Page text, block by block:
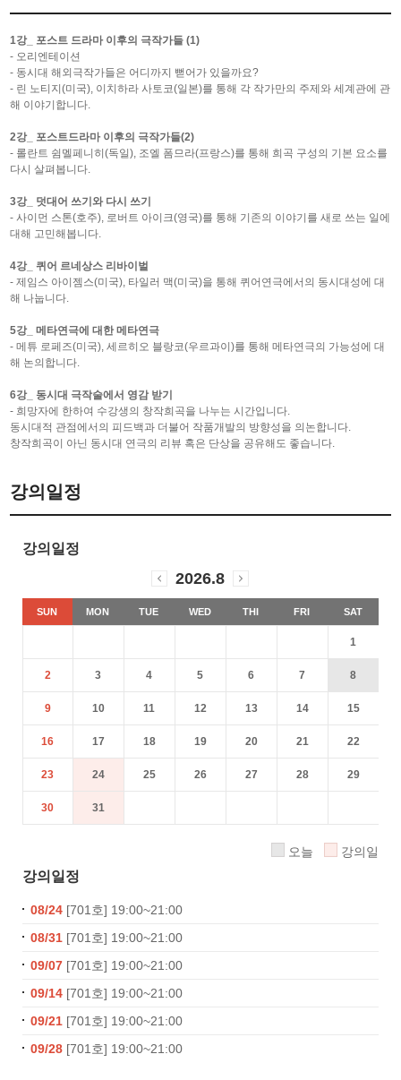
1강_ 포스트 드라마 이후의 극작가들(1)
- 오리엔테이션
- 동시대 해외극작가들은 어디까지 뻗어가 있을까요?
- 린 노티지(미국), 이치하라 사토코(일본)를 통해 각 작가만의 주제와 세계관에 관
해 이야기합니다.
2강_ 포스트드라마 이후의 극작가들(2)
- 롤란트 쉼멜페니히(독일), 조엘 폼므라(프랑스)를 통해 희곡 구성의 기본 요소를
다시 살펴봅니다.
3강_ 덧대어 쓰기와 다시 쓰기
- 사이먼 스톤(호주), 로버트 아이크(영국)를 통해 기존의 이야기를 새로 쓰는 일에
대해 고민해봅니다.
4강_퀴어 르네상스 리바이벌
-제임스 아이젬스(미국), 타일러 맥(미국)을 통해 퀴어연극에서의 동시대성에 대
해 나눕니다.
5강_메타연극에 대한 메타연극
-메튜 로페즈(미국),세르히오 블랑코(우르과이)를 통해 메타연극의 가능성에 대
해 논의합니다.
6강_ 동시대 극작술에서 영감 받기
- 희망자에 한하여 수강생의 창작희곡을 나누는 시간입니다.
동시대적 관점에서의 피드백과 더불어 작품개발의 방향성을 의논합니다.
창작희곡이 아닌 동시대 연극의 리뷰 혹은 단상을 공유해도 좋습니다.
강의일정
강의일정
2026.8
SUN MON TUE WED THI FRI SAT
1
2 3 4 5 6 7 8
9 10 11 12 13 14 15
16 17 18 19 20 21 22
23 24 25 26 27 28 29
30 31
오늘 강의일
강의일정
08/24[701호] 19:00~21:00
08/31[701호] 19:00~21:00
09/07[701호] 19:00~21:00
09/14[701호] 19:00~21:00
09/21[701호] 19:00~21:00
09/28[701호] 19:00~21:00